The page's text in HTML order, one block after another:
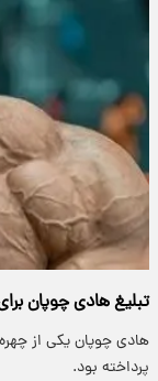
تبلیغ هادی چوپان
هادی چوپان یکی از
پرداخته بود.